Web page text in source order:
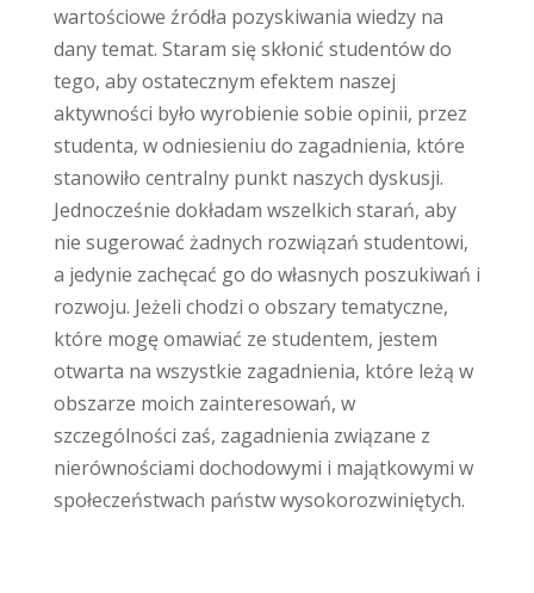
wartościowe źródła pozyskiwania wiedzy na
dany temat. Staram się skłonić studentów do
tego, aby ostatecznym efektem naszej
aktywności było wyrobienie sobie opinii, przez
studenta, w odniesieniu do zagadnienia, które
stanowiło centralny punkt naszych dyskusji.
Jednocześnie dokładam wszelkich starań, aby
nie sugerować żadnych rozwiązań studentowi,
a jedynie zachęcać go do własnych poszukiwań i
rozwoju. Jeżeli chodzi o obszary tematyczne,
które mogę omawiać ze studentem, jestem
otwarta na wszystkie zagadnienia, które leżą w
obszarze moich zainteresowań, w
szczególności zaś, zagadnienia związane z
nierównościami dochodowymi i majątkowymi w
społeczeństwach państw wysokorozwiniętych.